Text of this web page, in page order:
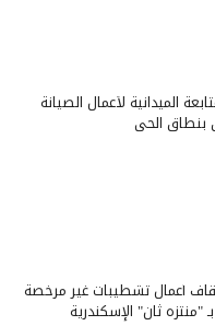
الميدانية لأعمال الصيانة
بنطاق الحى
أعمال تشطيبات غير مرخصة
"منتزه ثان" الإسكندرية